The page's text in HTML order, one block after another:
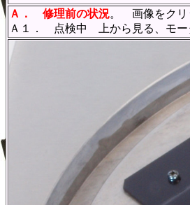
Ａ． 修理前の状況。 画像をクリ
Ａ１． 点検中 上から見る、モー